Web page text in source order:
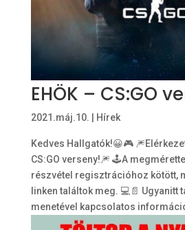
EHÖK – CS:GO
2021.máj.10. Hírek
Kedves Hallgatók!😀🎮
CS:GO verseny!🎆 🕹A
részvétel regisztrációhoz kötött,
linken találtok meg. 💻📄 Ugyanitt
menetével kapcsolatos